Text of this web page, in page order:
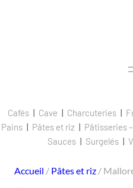
Cafés Cave Charcuteries
Pains
Pâtes et riz Pâtisseries
Sauces
Surgelés
Accueil / Pâtes et riz /